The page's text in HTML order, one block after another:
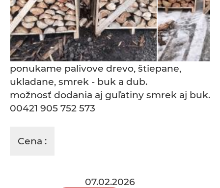
ponukame palivove drevo, štiepane,
ukladane, smrek - buk a dub.
možnosť dodania aj guľatiny smrek aj buk.
00421 905 752 573
Cena :
07.02.2026